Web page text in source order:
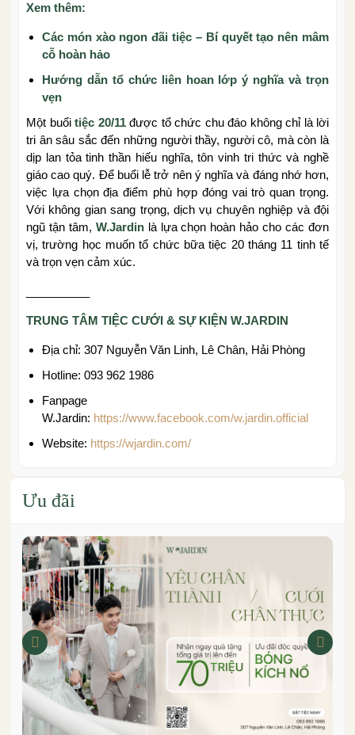
Xem thêm:
Các món xào ngon đãi tiệc – Bí quyết tạo nên mâm
cỗ hoàn hảo
Hướng dẫn tổ chức liên hoan lớp ý nghĩa và trọn
vẹn
Một buổi tiệc 20/11được tổ chức chu đáo không chỉ là lời
tri ân sâu sắc đến những người thầy, người cô, mà còn là
dịp lan tỏa tinh thần hiếu nghĩa, tôn vinh tri thức và nghề
giáo cao quý. Để buổi lễ trở nên ý nghĩa và đáng nhớ hơn,
việc lựa chọn địa điểm phù hợp đóng vai trò quan trọng.
Với không gian sang trọng, dịch vụ chuyên nghiệp và đội
ngũ tận tâm, W.Jardinlà lựa chọn hoàn hảo cho các đơn
vị, trường học muốn tổ chức bữa tiệc 20 tháng 11 tinh tế
và trọn vẹn cảm xúc.
TRUNG TÂM TIỆC CƯỚI & SỰ KIỆN W.JARDIN
Địa chỉ: 307 Nguyễn Văn Linh, Lê Chân, Hải Phòng
Hotline: 093 962 1986
Fanpage
W.Jardin: https://www.facebook.com/w.jardin.official
Website: https://wjardin.com/
Ưu đãi